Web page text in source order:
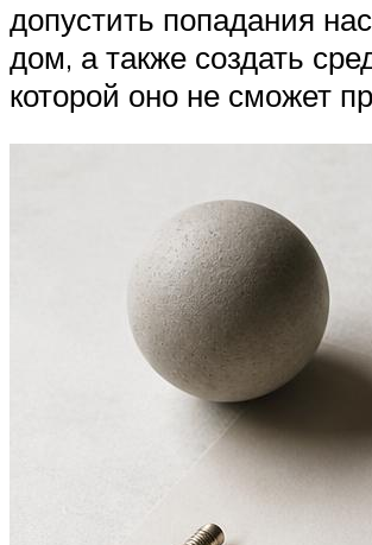
допустить попадания
дом, а также создать
которой оно не сможет